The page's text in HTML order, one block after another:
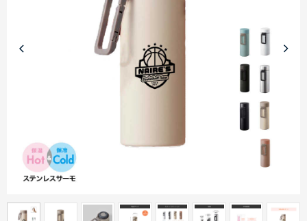
商品カテゴリーから探す
イベントから探す
印刷色から探す